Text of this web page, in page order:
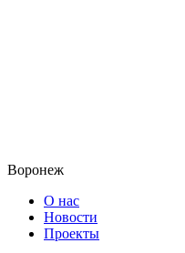
Воронеж
О нас
Новости
Проекты